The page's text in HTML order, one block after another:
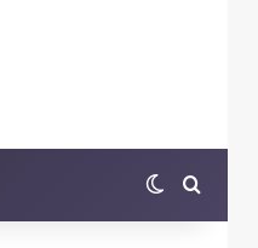
Switch